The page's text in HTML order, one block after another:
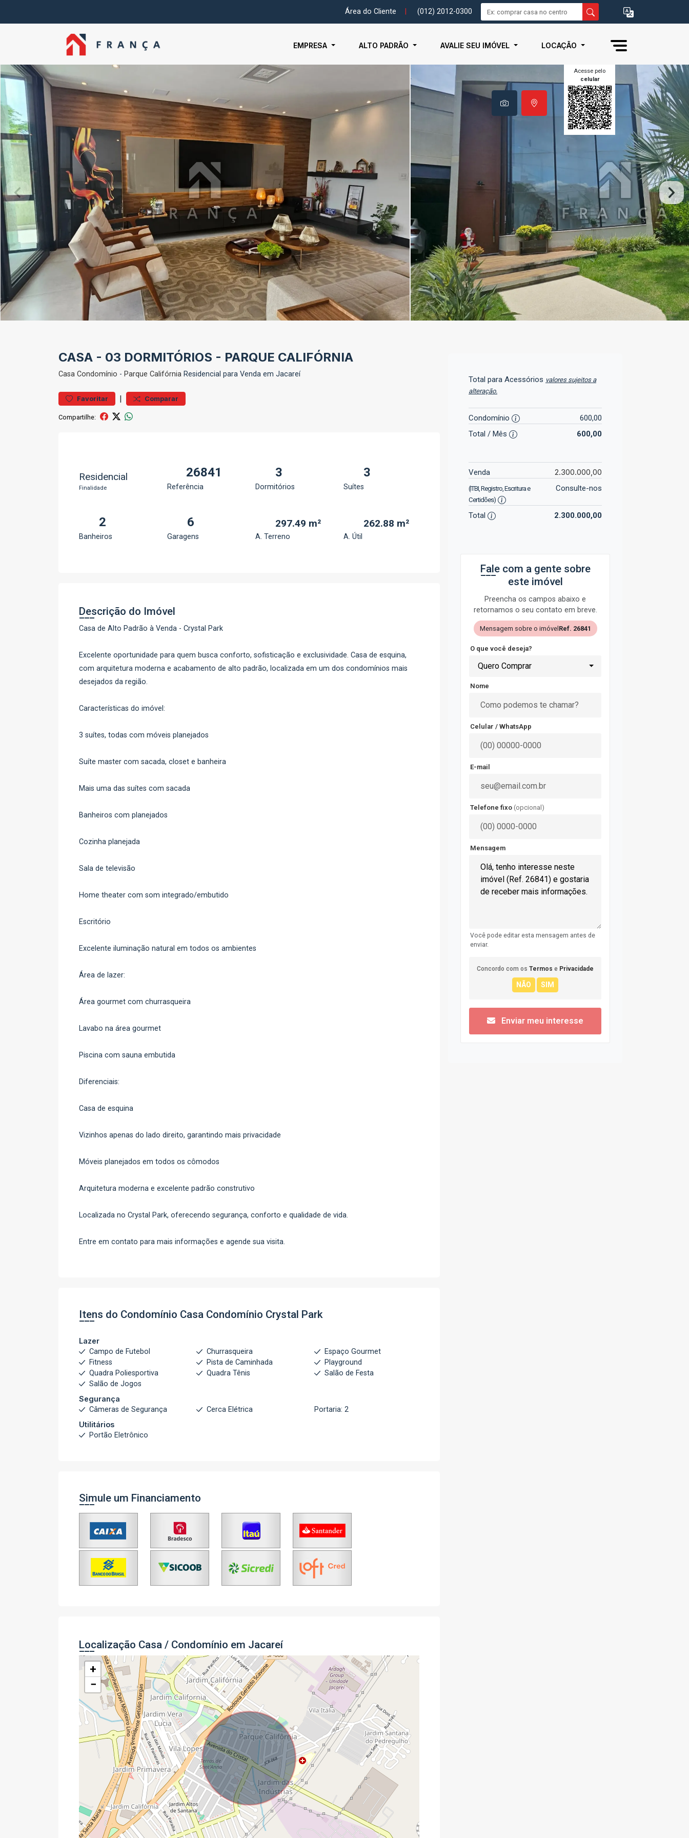
Área do Cliente (012) 2012-0300
EMPRESA ALTO PADRÃO AVALIE SEU IMÓVEL LOCAÇÃO
Acesse pelo
celular
CASA - 03 DORMITÓRIOS - PARQUE CALIFÓRNIA
Casa Condomínio - Parque Califórnia Residencial para Venda em Jacareí
Favoritar | Comparar
Compartilhe:
Residencial
Finalidade
26841
Referência
3
Dormitórios
3
Suítes
2
Banheiros
6
Garagens
297.49 m²
A. Terreno
262.88 m²
A. Útil
Descrição do Imóvel
Casa de Alto Padrão à Venda - Crystal Park
Excelente oportunidade para quem busca conforto, sofisticação e exclusividade. Casa de esquina,
com arquitetura moderna e acabamento de alto padrão, localizada em um dos condomínios mais
desejados da região.
Características do imóvel:
3 suítes, todas com móveis planejados
Suíte master com sacada, closet e banheira
Mais uma das suítes com sacada
Banheiros com planejados
Cozinha planejada
Sala de televisão
Home theater com som integrado/embutido
Escritório
Excelente iluminação natural em todos os ambientes
Área de lazer:
Área gourmet com churrasqueira
Lavabo na área gourmet
Piscina com sauna embutida
Diferenciais:
Casa de esquina
Vizinhos apenas do lado direito, garantindo mais privacidade
Móveis planejados em todos os cômodos
Arquitetura moderna e excelente padrão construtivo
Localizada no Crystal Park, oferecendo segurança, conforto e qualidade de vida.
Entre em contato para mais informações e agende sua visita.
Itens do Condomínio Casa Condomínio Crystal Park
Lazer
Campo de Futebol
Churrasqueira
Espaço Gourmet
Fitness
Pista de Caminhada
Playground
Quadra Poliesportiva
Quadra Tênis
Salão de Festa
Salão de Jogos
Segurança
Câmeras de Segurança
Cerca Elétrica
Portaria: 2
Utilitários
Portão Eletrônico
Simule um Financiamento
Localização Casa / Condomínio em Jacareí
+
−
Total para Acessórios valores sujeitos a
alteração.
Condomínio
600,00
Total / Mês
600,00
Venda 2.300.000,00
(ITBI, Registro, Escritura e
Certidões)
Consulte-nos
Total 2.300.000,00
Fale com a gente sobre
este imóvel
Preencha os campos abaixo e
retornamos o seu contato em breve.
Mensagem sobre o imóvel Ref. 26841
O que você deseja?
Quero Comprar
Nome
Celular / WhatsApp
E-mail
Telefone fixo (opcional)
Mensagem
Você pode editar esta mensagem antes de
enviar.
Concordo com os Termos e Privacidade
Enviar meu interesse